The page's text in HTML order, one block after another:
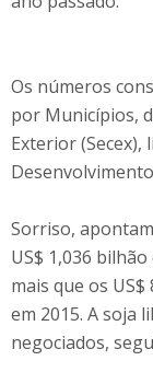
Os números
por Municípios,
Exterior
Sorriso,
US$ 1,036
mais que os
em 2015. A soja
negociados,